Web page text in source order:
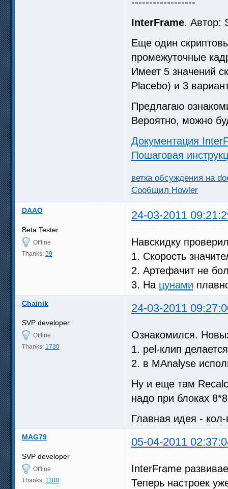
InterFrame. Автор:
Еще один
промежуточные
Имеет 5 значений
Placebo) и 3
Предлагаю
Вероятно, можно
Документация
Пошаговая
ветка обсуждения на
Сообщил Howler
DAAO 24-03-2011
Beta Tester
Offline
Thanks: 59
Навскидку
1. Скорость
2. Артефачит не
3. На цунами
Chainik 24-03-2011
SVP developer
Offline
Thanks: 1730
Ознакомился.
1. pel-клип
2. в MAnalyse
Ну и еще там
надо при блоках
Главная идея -
MAG79 05-04-2011
SVP developer
Offline
Thanks: 1108
InterFrame
Теперь настроек